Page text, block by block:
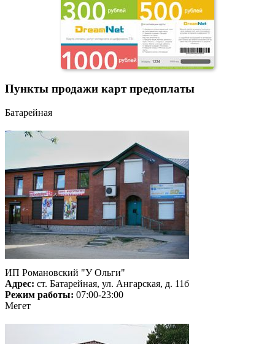
Пункты продажи карт предоплаты
Батарейная
ИП Романовский "У Ольги"
Адрес: ст. Батарейная, ул. Ангарская, д. 11б
Режим работы: 07:00-23:00
Мегет